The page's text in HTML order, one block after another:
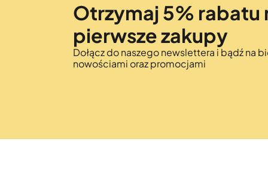
Otrzymaj 5% rabatu
pierwsze zakupy
Dołącz do naszego newslettera i bądź na
nowościami oraz promocjami